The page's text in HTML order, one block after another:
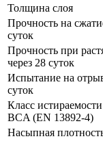
Толщина слоя
Прочность на
суток
Прочность при
через 28 суток
Испытание на
суток
Класс
BCA (EN 13892-4)
Насыпная